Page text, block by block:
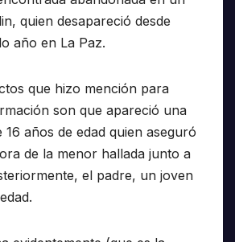
quien desapareció desde
año en La Paz.
que hizo mención para
son que apareció una
16 años de edad quien aseguró
de la menor hallada junto a
el padre, un joven